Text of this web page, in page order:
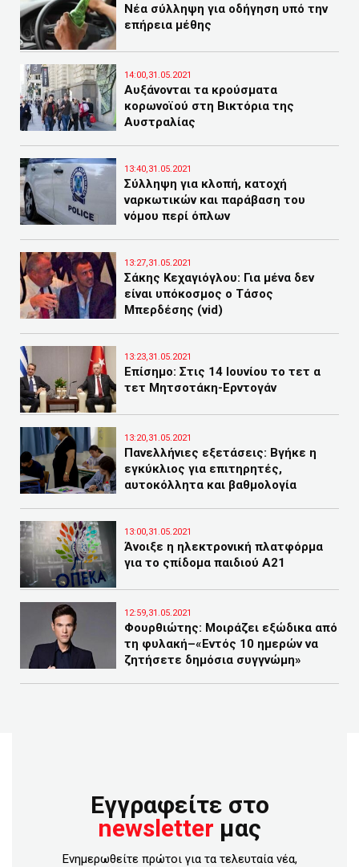
Νέα σύλληψη για οδήγηση υπό την
επήρεια μέθης
14:00,31.05.2021
Αυξάνονται τα κρούσματα
κορωνοϊού στη Βικτόρια της
Αυστραλίας
13:40,31.05.2021
Σύλληψη για κλοπή, κατοχή
ναρκωτικών και παράβαση του
νόμου περί όπλων
13:27,31.05.2021
Σάκης Κεχαγιόγλου: Για μένα δεν
είναι υπόκοσμος ο Τάσος
Μπερδέσης (vid)
13:23,31.05.2021
Επίσημο: Στις 14 Ιουνίου το τετ α
τετ Μητσοτάκη-Ερντογάν
13:20,31.05.2021
Πανελλήνιες εξετάσεις: Βγήκε η
εγκύκλιος για επιτηρητές,
αυτοκόλλητα και βαθμολογία
13:00,31.05.2021
Άνοιξε η ηλεκτρονική πλατφόρμα
για το ςπίδομα παιδιού A21
12:59,31.05.2021
Φουρθιώτης: Μοιράζει εξώδικα από
τη φυλακή–«Εντός 10 ημερών να
ζητήσετε δημόσια συγγνώμη»
Εγγραφείτε στο
newsletter μας
Ενημερωθείτε πρώτοι για τα τελευταία νέα,